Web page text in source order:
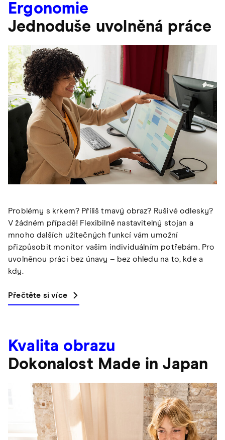
Ergonomie
Jednoduše uvolněná práce
Problémy s krkem? Příliš tmavý obraz? Rušivé odlesky?
V žádném případě! Flexibilně nastavitelný stojan a
mnoho dalších užitečných funkcí vám umožní
přizpůsobit monitor vašim individuálním potřebám. Pro
uvolněnou práci bez únavy – bez ohledu na to, kde a
kdy.
Přečtěte si více
Kvalita obrazu
Dokonalost Made in Japan